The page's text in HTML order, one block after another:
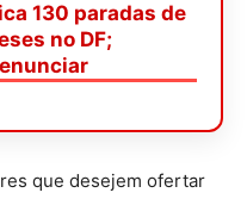
130 paradas de
no DF;
que desejem ofertar